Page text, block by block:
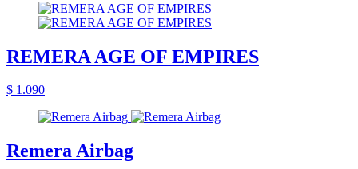
REMERA AGE OF EMPIRES
$ 1.090
Remera Airbag